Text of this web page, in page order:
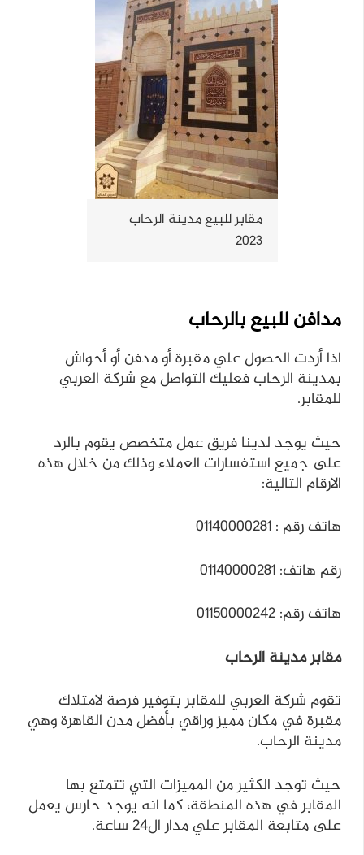
مقابر للبيع مدينة الرحاب
2023
مدافن للبيع بالرحاب
اذا أردت الحصول علي مقبرة أو مدفن أو أحواش
بمدينة الرحاب فعليك التواصل مع شركة العربي
للمقابر.
حيث يوجد لدينا فريق عمل متخصص يقوم بالرد
على جميع استفسارات العملاء وذلك من خلال هذه
الارقام التالية:
هاتف رقم : 01140000281
رقم هاتف: 01140000281
هاتف رقم: 01150000242
مقابر مدينة الرحاب
تقوم شركة العربي للمقابر بتوفير فرصة لامتلاك
مقبرة في مكان مميز وراقي بأفضل مدن القاهرة وهي
مدينة الرحاب.
حيث توجد الكثير من المميزات التي تتمتع بها
المقابر في هذه المنطقة، كما انه يوجد حارس يعمل
على متابعة المقابر علي مدار ال24 ساعة.